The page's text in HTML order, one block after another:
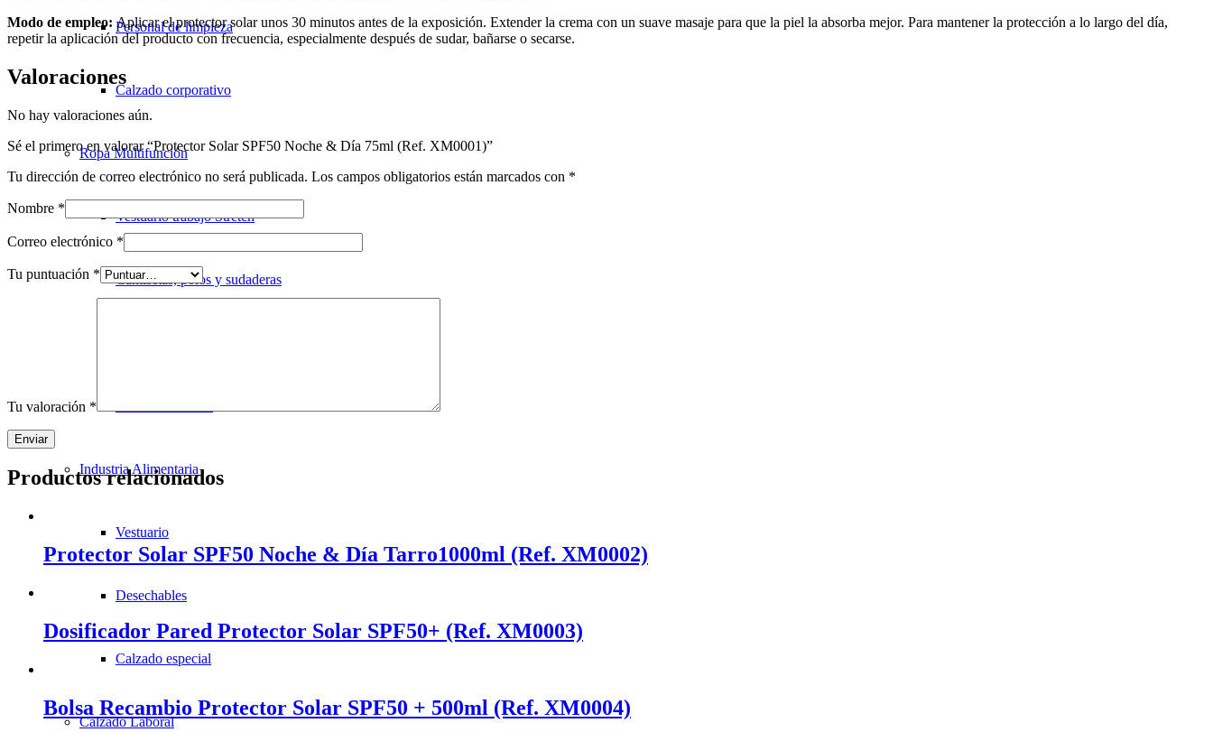
Personal de limpieza
Calzado corporativo
Ropa Multifunción
Vestuario trabajo Stretch
Camisetas, polos y sudaderas
Industria Alimentaria
Vestuario
Desechables
Calzado especial
Calzado Laboral
Modo de empleo: Aplicar el protector solar unos 30 minutos antes de la exposición. Extender la crema con un suave masaje para que la piel la absorba mejor. Para mantener la protección a lo largo del día,
repetir la aplicación del producto con frecuencia, especialmente después de sudar, bañarse o secarse.
Valoraciones
No hay valoraciones aún.
Sé el primero en valorar “Protector Solar SPF50 Noche & Día 75ml (Ref. XM0001)”
Tu dirección de correo electrónico no será publicada. Los campos obligatorios están marcados con *
Nombre *
Correo electrónico *
Tu puntuación *
Tu valoración *
Productos relacionados
Protector Solar SPF50 Noche & Día Tarro1000ml (Ref. XM0002)
Dosificador Pared Protector Solar SPF50+ (Ref. XM0003)
Bolsa Recambio Protector Solar SPF50 + 500ml (Ref. XM0004)